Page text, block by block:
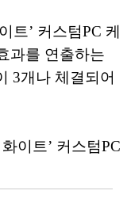
트’ 커스텀PC 케
과를 연출하는
3개나 체결되어
이트’ 커스텀PC